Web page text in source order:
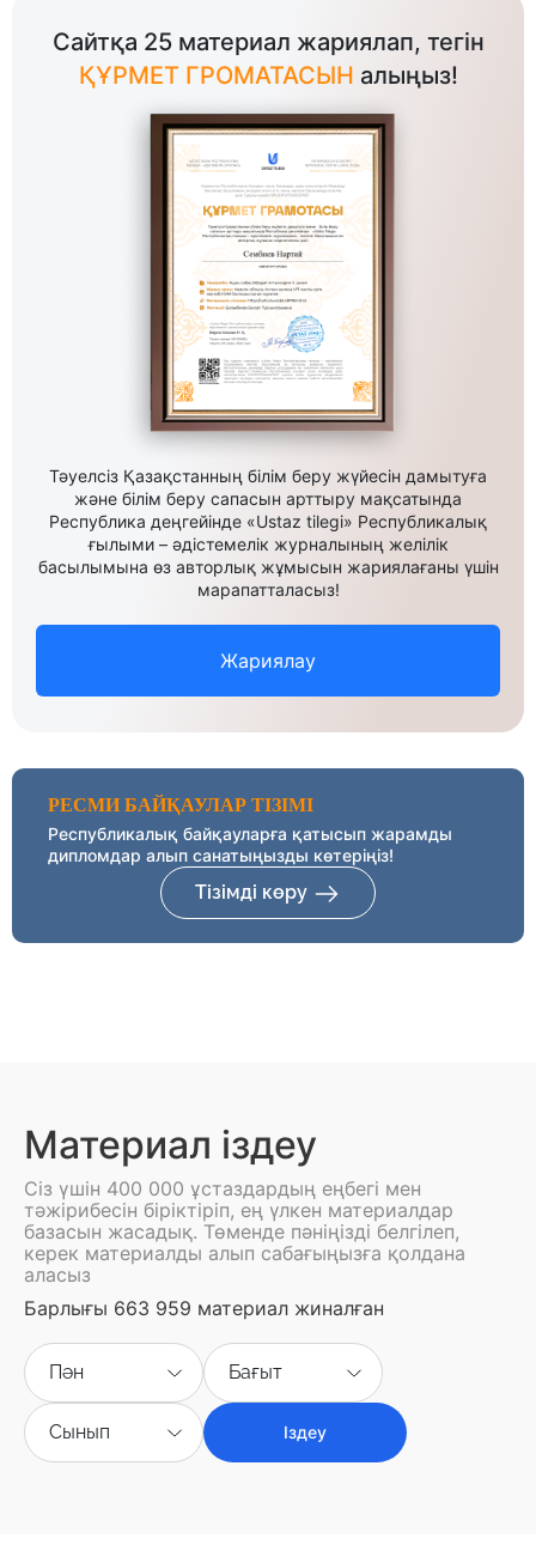
Сайтқа 25 материал жариялап, тегін
ҚҰРМЕТ ГРОМАТАСЫН алыңыз!
Тәуелсіз Қазақстанның білім беру жүйесін дамытуға
және білім беру сапасын арттыру мақсатында
Республика деңгейінде «Ustaz tilegi» Республикалық
ғылыми – әдістемелік журналының желілік
басылымына өз авторлық жұмысын жариялағаны үшін
марапатталасыз!
Жариялау
РЕСМИ БАЙҚАУЛАР ТІЗІМІ
Республикалық байқауларға қатысып жарамды
дипломдар алып санатыңызды көтеріңіз!
Тізімді көру
Материал іздеу
Сіз үшін 400 000 ұстаздардың еңбегі мен
тәжірибесін біріктіріп, ең үлкен материалдар
базасын жасадық. Төменде пәніңізді белгілеп,
керек материалды алып сабағыңызға қолдана
аласыз
Барлығы 663 959 материал жиналған
Пән Бағыт
Сынып Іздеу